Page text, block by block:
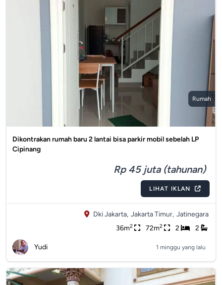
Rumah
Dikontrakan rumah baru 2 lantai bisa parkir mobil sebelah LP
Cipinang
Rp 45 juta (tahunan)
LIHAT IKLAN
Dki Jakarta, Jakarta Timur, Jatinegara
36m2 72m2 2 2
Yudi 1 minggu yang lalu